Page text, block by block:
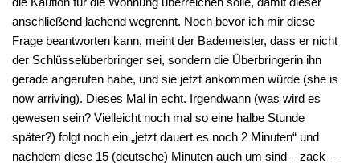
anschließend lachend wegrennt. Noch bevor ich mir diese
Frage beantworten kann, meint der Bademeister, dass er nicht
der Schlüsselüberbringer sei, sondern die Überbringerin ihn
gerade angerufen habe, und sie jetzt ankommen würde (she is
now arriving). Dieses Mal in echt. Irgendwann (was wird es
gewesen sein? Vielleicht noch mal so eine halbe Stunde
später?) folgt noch ein „jetzt dauert es noch 2 Minuten“ und
nachdem diese 15 (deutsche) Minuten auch um sind – zack –